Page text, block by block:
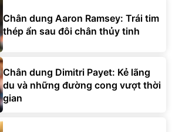
Chân dung Aaron Ramsey: Trái tim
thép ẩn sau đôi chân thủy tinh
Chân dung Dimitri Payet: Kẻ lãng
du và những đường cong vượt thời
gian